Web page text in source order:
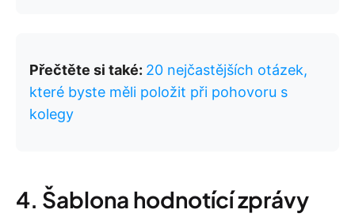
Přečtěte si také: 20 nejčastějších otázek,
které byste měli položit při pohovoru s
kolegy
4. Šablona hodnotící zprávy